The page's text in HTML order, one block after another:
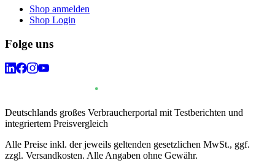
Shop anmelden
Shop Login
Folge uns
Deutschlands großes Verbraucherportal mit Testberichten und
integriertem Preisvergleich
Alle Preise inkl. der jeweils geltenden gesetzlichen MwSt., ggf.
zzgl. Versandkosten. Alle Angaben ohne Gewähr.